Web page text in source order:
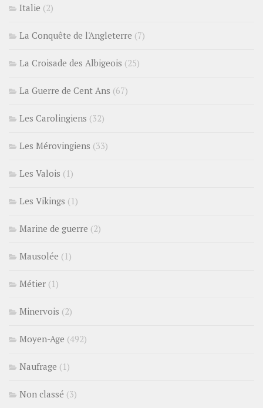
Italie (2)
La Conquête de l'Angleterre (7)
La Croisade des Albigeois (25)
La Guerre de Cent Ans (67)
Les Carolingiens (32)
Les Mérovingiens (33)
Les Valois (1)
Les Vikings (1)
Marine de guerre (2)
Mausolée (1)
Métier (1)
Minervois (2)
Moyen-Age (492)
Naufrage (1)
Non classé (3)